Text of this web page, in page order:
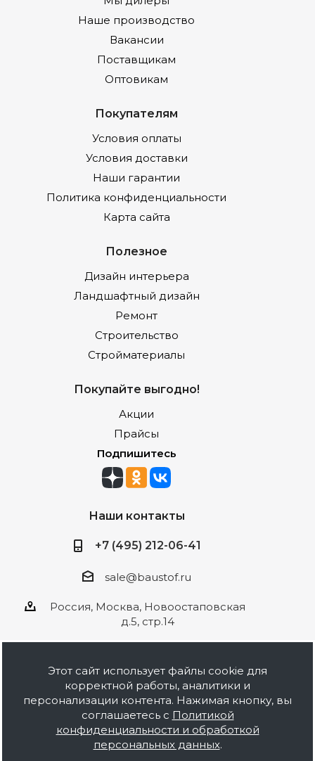
Наше производство
Вакансии
Поставщикам
Оптовикам
Покупателям
Условия оплаты
Условия доставки
Наши гарантии
Политика конфиденциальности
Карта сайта
Полезное
Дизайн интерьера
Ландшафтный дизайн
Ремонт
Строительство
Стройматериалы
Покупайте выгодно!
Акции
Прайсы
Подпишитесь
Наши контакты
+7 (495) 212-06-41
sale@baustof.ru
Россия, Москва, Новоостаповская
д.5, стр.14
2026 © ООО Баустов. Собственное
производство лакокрасочной продукции,
оптовая и розничная продажа строительных
материалов, комплектация объектов под ключ.
Информация на сайте носит ознакомительный
Этот сайт использует файлы cookie для
корректной работы, аналитики и
персонализации контента. Нажимая кнопку, вы
соглашаетесь с Политикой
конфиденциальности и обработкой
персональных данных.